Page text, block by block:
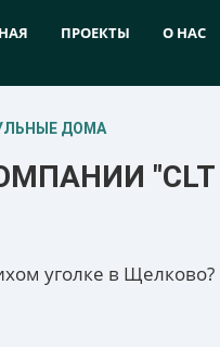
ПРОЕКТЫ О НАС
ДОМА
уголке в